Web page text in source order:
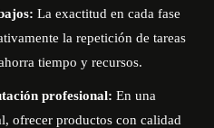
La exactitud en cada fase
la repetición de tareas
tiempo y recursos.
profesional: En una
ofrecer productos con calidad